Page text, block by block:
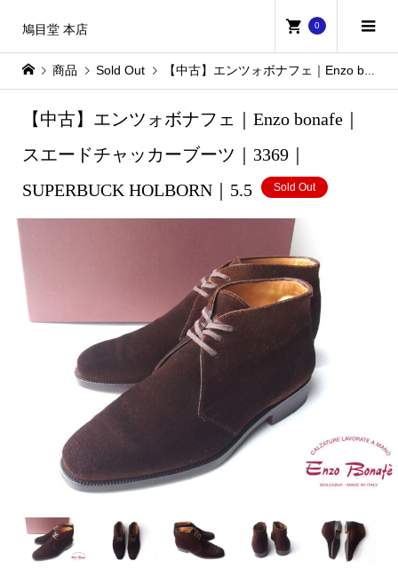
鳩目堂 本店 0
商品 Sold Out 【中古】エンツォボナフェ｜Enzo bonafe｜スエードチャッカーブーツ｜3369｜SUPERBUCK HOLBORN｜5.5
【中古】エンツォボナフェ｜Enzo bonafe｜
スエードチャッカーブーツ｜3369｜
SUPERBUCK HOLBORN｜5.5
Sold Out